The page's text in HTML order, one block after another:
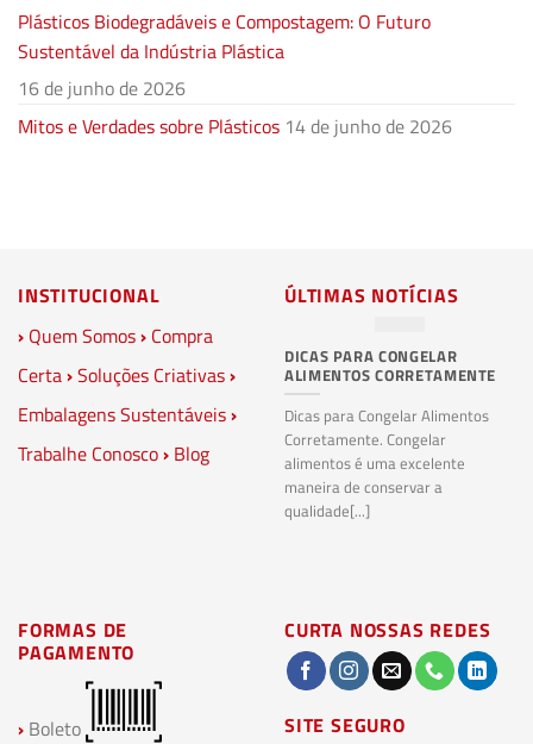
Plásticos Biodegradáveis e Compostagem: O Futuro
Sustentável da Indústria Plástica
16 de junho de 2026
Mitos e Verdades sobre Plásticos 14 de junho de 2026
INSTITUCIONAL
› Quem Somos› Compra
Certa›Soluções Criativas›
Embalagens Sustentáveis›
Trabalhe Conosco› Blog
ÚLTIMAS NOTÍCIAS
DICAS PARA CONGELAR
ALIMENTOS CORRETAMENTE
Dicas para Congelar Alimentos
Corretamente. Congelar
alimentos é uma excelente
maneira de conservar a
qualidade[...]
FORMAS DE
PAGAMENTO
› Boleto
CURTA NOSSAS REDES
SITE SEGURO